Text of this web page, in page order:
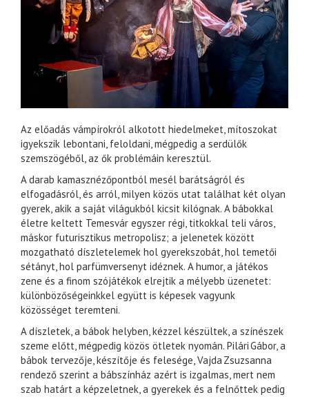
Az előadás vámpírokról alkotott hiedelmeket, mítoszokat
igyekszik lebontani, feloldani, mégpedig a serdülők
szemszögéből, az ők problémáin keresztül.
A darab kamasznézőpontból mesél barátságról és
elfogadásról, és arról, milyen közös utat találhat két olyan
gyerek, akik a saját világukból kicsit kilógnak. A bábokkal
életre keltett Temesvár egyszer régi, titkokkal teli város,
máskor futurisztikus metropolisz; a jelenetek között
mozgatható díszletelemek hol gyerekszobát, hol temetői
sétányt, hol parfümversenyt idéznek. A humor, a játékos
zene és a finom szójátékok elrejtik a mélyebb üzenetet:
különbözőségeinkkel együtt is képesek vagyunk
közösséget teremteni.
A díszletek, a bábok helyben, kézzel készültek, a színészek
szeme előtt, mégpedig közös ötletek nyomán. Pilári Gábor, a
bábok tervezője, készítője és felesége, Vajda Zsuzsanna
rendező szerint a bábszínház azért is izgalmas, mert nem
szab határt a képzeletnek, a gyerekek és a felnőttek pedig